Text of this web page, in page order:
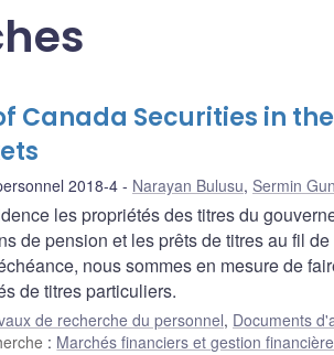
Canada Securities in
2018-4 Narayan Bulusu, Sermin
les propriétés des titres du
de pension et les prêts de titres au fil
nous sommes en mesure de
de titres particuliers.
de recherche du personnel, Documents
: Marchés financiers et gestion financière